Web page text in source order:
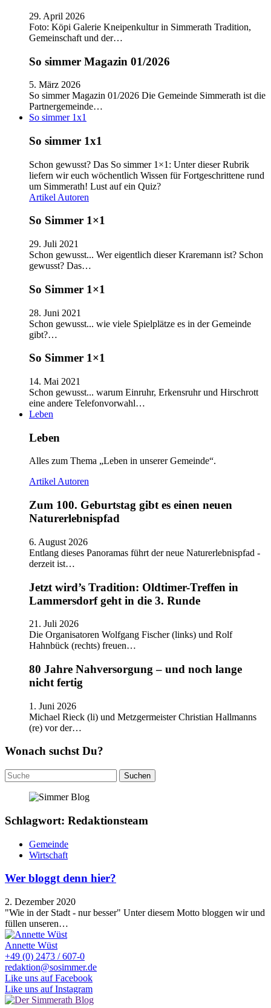
29. April 2026
Foto: Köpi Galerie Kneipenkultur in Simmerath Tradition,
Gemeinschaft und der…
So simmer Magazin 01/2026
5. März 2026
So simmer Magazin 01/2026 Die Gemeinde Simmerath ist die
Partnergemeinde…
So simmer 1x1
So simmer 1x1
Schon gewusst? Das So simmer 1×1: Unter dieser Rubrik
liefern wir euch wöchentlich Wissen für Fortgeschrittene rund
um Simmerath! Lust auf ein Quiz?
Artikel Autoren
So Simmer 1×1
29. Juli 2021
Schon gewusst... Wer eigentlich dieser Kraremann ist? Schon
gewusst? Das…
So Simmer 1×1
28. Juni 2021
Schon gewusst... wie viele Spielplätze es in der Gemeinde
gibt?…
So Simmer 1×1
14. Mai 2021
Schon gewusst... warum Einruhr, Erkensruhr und Hirschrott
eine andere Telefonvorwahl…
Leben
Leben
Alles zum Thema „Leben in unserer Gemeinde“.
ArtikelAutoren
Zum 100. Geburtstag gibt es einen neuen
Naturerlebnispfad
6. August 2026
Entlang dieses Panoramas führt der neue Naturerlebnispfad -
derzeit ist…
Jetzt wird’s Tradition: Oldtimer-Treffen in
Lammersdorf geht in die 3. Runde
21. Juli 2026
Die Organisatoren Wolfgang Fischer (links) und Rolf
Hahnbück (rechts) freuen…
80 Jahre Nahversorgung – und noch lange
nicht fertig
1. Juni 2026
Michael Rieck (li) und Metzgermeister Christian Hallmanns
(re) vor der…
Wonach suchst Du?
Suchen
nach:
Schlagwort: Redaktionsteam
Gemeinde
Wirtschaft
Wer bloggt denn hier?
2. Dezember 2020
"Wie in der Stadt - nur besser" Unter diesem Motto bloggen wir und
füllen unseren…
Annette Wüst
+49 (0) 2473 / 607-0
redaktion@sosimmer.de
Like uns auf Facebook
Like uns auf Instagram